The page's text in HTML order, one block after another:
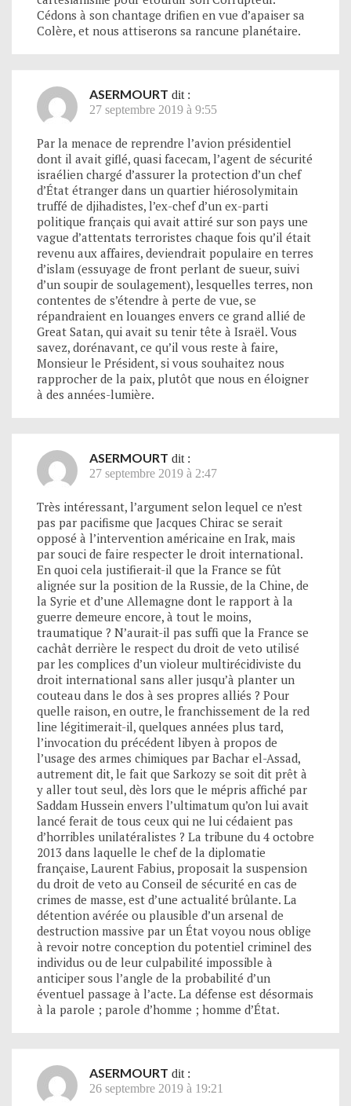
Cédons à son chantage drifien en vue d’apaiser sa
Colère, et nous attiserons sa rancune planétaire.
ASERMOURT dit :
27 septembre 2019 à 9:55
Par la menace de reprendre l’avion présidentiel
dont il avait giflé, quasi facecam, l’agent de sécurité
israélien chargé d’assurer la protection d’un chef
d’État étranger dans un quartier hiérosolymitain
truffé de djihadistes, l’ex-chef d’un ex-parti
politique français qui avait attiré sur son pays une
vague d’attentats terroristes chaque fois qu’il était
revenu aux affaires, deviendrait populaire en terres
d’islam (essuyage de front perlant de sueur, suivi
d’un soupir de soulagement), lesquelles terres, non
contentes de s’étendre à perte de vue, se
répandraient en louanges envers ce grand allié de
Great Satan, qui avait su tenir tête à Israël. Vous
savez, dorénavant, ce qu’il vous reste à faire,
Monsieur le Président, si vous souhaitez nous
rapprocher de la paix, plutôt que nous en éloigner
à des années-lumière.
ASERMOURT dit :
27 septembre 2019 à 2:47
Très intéressant, l’argument selon lequel ce n’est
pas par pacifisme que Jacques Chirac se serait
opposé à l’intervention américaine en Irak, mais
par souci de faire respecter le droit international.
En quoi cela justifierait-il que la France se fût
alignée sur la position de la Russie, de la Chine, de
la Syrie et d’une Allemagne dont le rapport à la
guerre demeure encore, à tout le moins,
traumatique ? N’aurait-il pas suffi que la France se
cachât derrière le respect du droit de veto utilisé
par les complices d’un violeur multirécidiviste du
droit international sans aller jusqu’à planter un
couteau dans le dos à ses propres alliés ? Pour
quelle raison, en outre, le franchissement de la red
line légitimerait-il, quelques années plus tard,
l’invocation du précédent libyen à propos de
l’usage des armes chimiques par Bachar el-Assad,
autrement dit, le fait que Sarkozy se soit dit prêt à
y aller tout seul, dès lors que le mépris affiché par
Saddam Hussein envers l’ultimatum qu’on lui avait
lancé ferait de tous ceux qui ne lui cédaient pas
d’horribles unilatéralistes ? La tribune du 4 octobre
2013 dans laquelle le chef de la diplomatie
française, Laurent Fabius, proposait la suspension
du droit de veto au Conseil de sécurité en cas de
crimes de masse, est d’une actualité brûlante. La
détention avérée ou plausible d’un arsenal de
destruction massive par un État voyou nous oblige
à revoir notre conception du potentiel criminel des
individus ou de leur culpabilité impossible à
anticiper sous l’angle de la probabilité d’un
éventuel passage à l’acte. La défense est désormais
à la parole ; parole d’homme ; homme d’État.
ASERMOURT dit :
26 septembre 2019 à 19:21